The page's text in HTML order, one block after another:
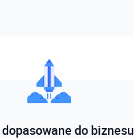
dopasowane do biznesu